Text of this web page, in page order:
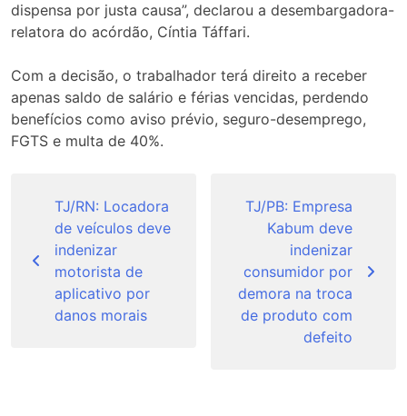
dispensa por justa causa”, declarou a desembargadora-
relatora do acórdão, Cíntia Táffari.
Com a decisão, o trabalhador terá direito a receber
apenas saldo de salário e férias vencidas, perdendo
benefícios como aviso prévio, seguro-desemprego,
FGTS e multa de 40%.
Post
TJ/RN: Locadora
de veículos deve
indenizar
motorista de
aplicativo por
danos morais
TJ/PB: Empresa
Kabum deve
indenizar
consumidor por
demora na troca
de produto com
defeito